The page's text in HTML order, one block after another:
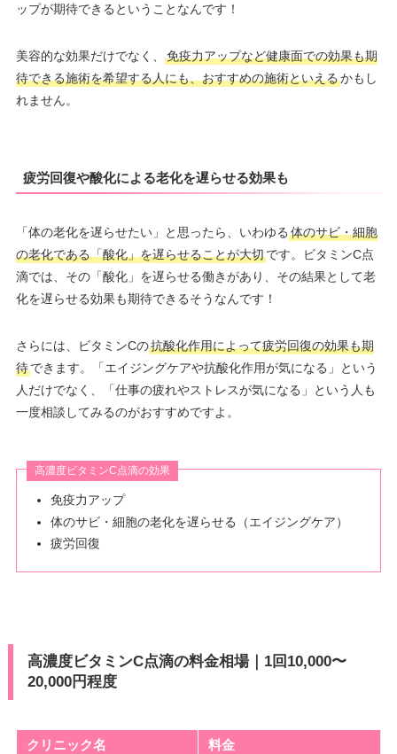
ップが期待できるということなんです！
美容的な効果だけでなく、
免疫力アップなど健康面での効果も期
待できる施術を希望する人にも、おすすめの施術といえるかもし
れません。
疲労回復や酸化による老化を遅らせる効果も
「体の老化を遅らせたい」と思ったら、いわゆる 体のサビ・細胞
の老化である「酸化」を遅らせることが大切です。ビタミンC点
滴では、その「酸化」を遅らせる働きがあり、その結果として老
化を遅らせる効果も期待できるそうなんです！
さらには、ビタミンCの抗酸化作用によって疲労回復の効果も期
待できます。「エイジングケアや抗酸化作用が気になる」という
人だけでなく、「仕事の疲れやストレスが気になる」という人も
一度相談してみるのがおすすめですよ。
高濃度ビタミンC点滴の効果
免疫力アップ
体のサビ・細胞の老化を遅らせる（エイジングケア）
疲労回復
高濃度ビタミンC点滴の料金相場｜1回10,000〜
20,000円程度
クリニック名 料金